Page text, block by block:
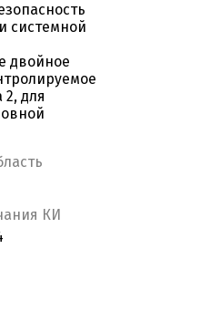
системной
двойное
для
КИ